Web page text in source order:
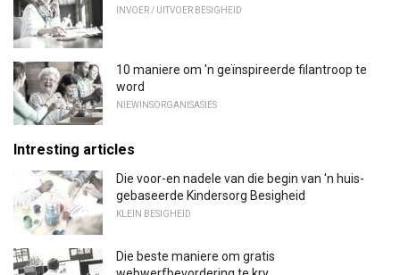
INVOER / UITVOER BESIGHEID
10 maniere om 'n geïnspireerde filantroop te
word
NIEWINSORGANISASIES
Intresting articles
Die voor-en nadele van die begin van 'n huis-
gebaseerde Kindersorg Besigheid
KLEIN BESIGHEID
Die beste maniere om gratis